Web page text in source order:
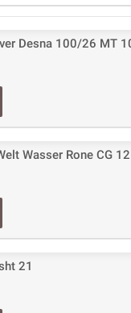
Desna 100/26 МТ
Wasser Rone CG
21